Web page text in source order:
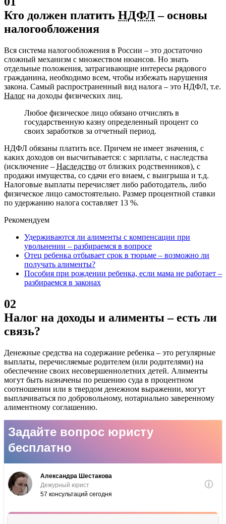
Кто должен платить НДФЛ– основы
налогообложения
Вся система налогообложения в России – это достаточно
сложный механизм с множеством нюансов. Но знать
отдельные положения, затрагивающие интересы рядового
гражданина, необходимо всем, чтобы избежать нарушения
закона. Самый распространенный вид налога – это НДФЛ, т.е.
Налог на доходы физических лиц.
Любое физическое лицо обязано отчислять в
государственную казну определенный процент со
своих заработков за отчетный период.
НДФЛ обязаны платить все. Причем не имеет значения, с
каких доходов он высчитывается: с зарплаты, с наследства
(исключение – Наследство от близких родственников), с
продажи имущества, со сдачи его внаем, с выигрыша и т.д.
Налоговые выплаты перечисляет либо работодатель, либо
физическое лицо самостоятельно. Размер процентной ставки
по удержанию налога составляет 13 %.
Рекомендуем
Удерживаются ли алименты с компенсации при
увольнении – разбираемся в вопросе
Отец ребенка отбывает срок в тюрьме – возможно ли
получать алименты?
Пособия при рождении ребенка, если мама не работает –
разбираемся в законах
02
Налог на доходы и алименты – есть ли
связь?
Денежные средства на содержание ребенка – это регулярные
выплаты, перечисляемые родителем (или родителями) на
обеспечение своих несовершеннолетних детей. Алименты
могут быть назначены по решению суда в процентном
соотношении или в твердом денежном выражении, могут
выплачиваться по добровольному, нотариально заверенному
алиментному соглашению.